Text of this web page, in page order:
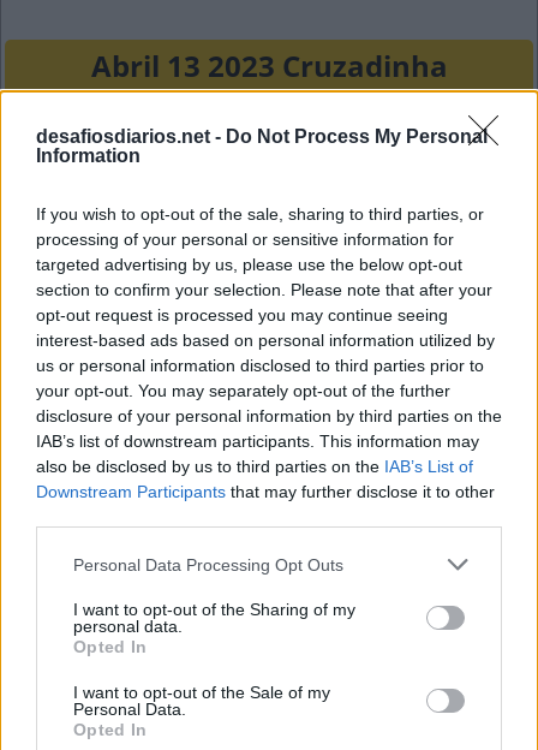
desafiosdiarios.net - Do Not Process My Personal
Information
If you wish to opt-out of the sale, sharing to third parties, or
processing of your personal or sensitive information for
targeted advertising by us, please use the below opt-out
section to confirm your selection. Please note that after your
opt-out request is processed you may continue seeing
interest-based ads based on personal information utilized by
us or personal information disclosed to third parties prior to
your opt-out. You may separately opt-out of the further
disclosure of your personal information by third parties on the
IAB’s list of downstream participants. This information may
also be disclosed by us to third parties on the IAB’s List of
Downstream Participants that may further disclose it to other
Personal Data Processing Opt Outs
I want to opt-out of the Sharing of my
personal data.
Opted In
I want to opt-out of the Sale of my
Personal Data.
Opted In
Abril 13 2023 Cruzadinha
E
C
A R T A D
A
A
C O R D
O
R
A C A
O
D
O O
Código ISO 4217 do euro:
E
U
R
Memory __, memória de alguns PlayStations (ing.):
C
A R
D
__ no Pezinho, canção do grupo Patrulha do Samba
A L
A
A Ç Ã
O